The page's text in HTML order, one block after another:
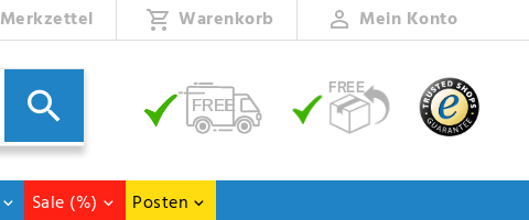
Merkzettel Warenkorb Mein Konto
Sale (%) Posten